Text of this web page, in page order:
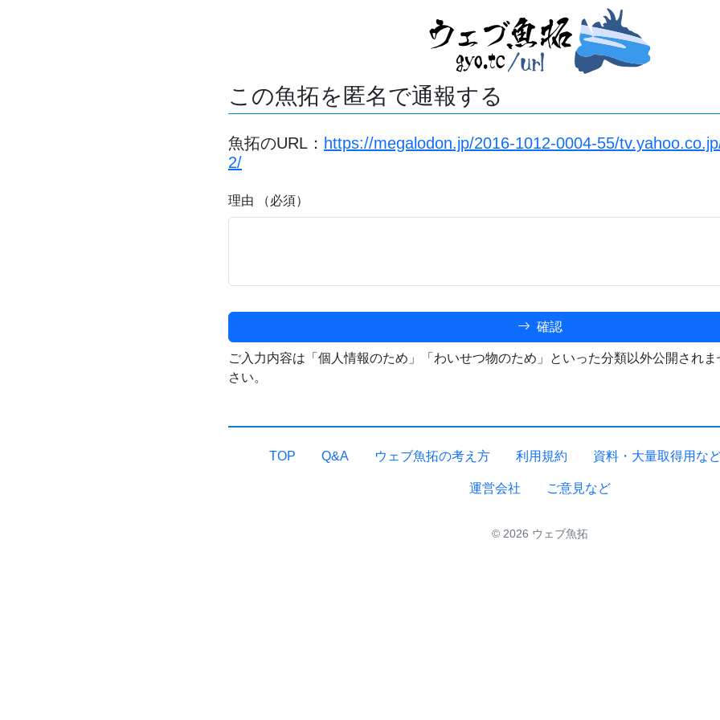
この魚拓を匿名で通報する
魚拓のURL： https://megalodon.jp/2016-1012-0004-55/
2/
理由 （必須）
確認
ご入力内容は「個人情報のため」「わいせつ物のため」といった分類以外公開され
さい。
TOP Q&A ウェブ魚拓の考え方 利用規約 資料・大量取得用な
運営会社 ご意見など
© 2026 ウェブ魚拓